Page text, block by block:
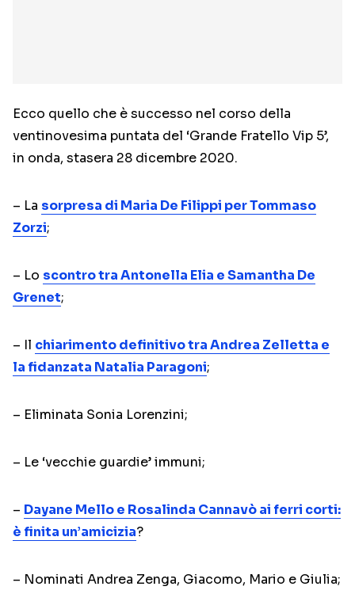
Ecco quello che è successo nel corso della
ventinovesima puntata del ‘Grande Fratello Vip 5’,
in onda, stasera 28 dicembre 2020.
– La sorpresa di Maria De Filippi per Tommaso
Zorzi;
– Lo scontro tra Antonella Elia e Samantha De
Grenet;
– Il chiarimento definitivo tra Andrea Zelletta e
la fidanzata Natalia Paragoni;
– Eliminata Sonia Lorenzini;
– Le ‘vecchie guardie’ immuni;
– Dayane Mello e Rosalinda Cannavò ai ferri corti:
è finita un’amicizia?
– Nominati Andrea Zenga, Giacomo, Mario e Giulia;